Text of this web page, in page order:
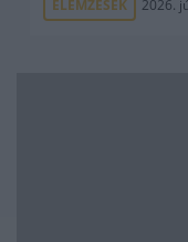
ELEMZÉSEK 2026.